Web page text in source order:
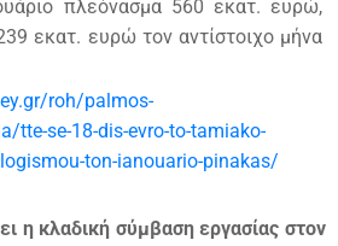
πλεόνασμα 560 εκατ. ευρώ,
εκατ. ευρώ τον αντίστοιχο μήνα
roh/palmos-
tte-se-18-dis-evro-to-tamiako-
ton-ianouario-pinakas/
η κλαδική σύμβαση εργασίας στον